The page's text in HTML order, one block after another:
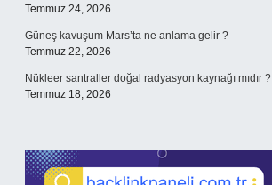
Temmuz 24, 2026
Güneş kavuşum Mars’ta ne anlama gelir ?
Temmuz 22, 2026
Nükleer santraller doğal radyasyon kaynağı mıdır ?
Temmuz 18, 2026